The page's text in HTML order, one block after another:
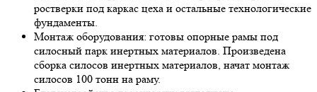
ростверки под каркас цеха и остальные технологические
фундаменты.
Монтаж оборудования: готовы опорные рамы под
силосный парк инертных материалов. Произведена
сборка силосов инертных материалов, начат монтаж
силосов 100 тонн на раму.